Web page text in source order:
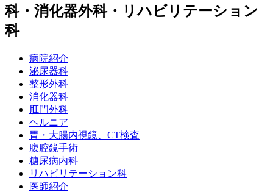
科・消化器外科・リハビリテーション
科
病院紹介
泌尿器科
整形外科
消化器科
肛門外科
ヘルニア
胃・大腸内視鏡、CT検査
腹腔鏡手術
糖尿病内科
リハビリテーション科
医師紹介